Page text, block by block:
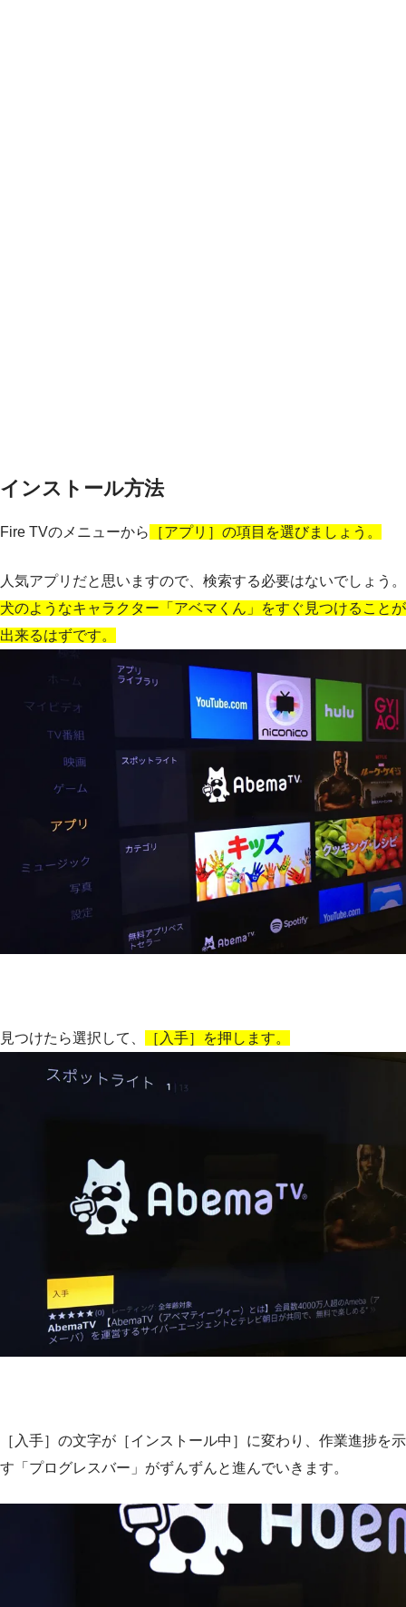
インストール方法
Fire TVのメニューから ［アプリ］の項目を選びましょう。
人気アプリだと思いますので、検索する必要はないでしょう。
犬のようなキャラクター「アベマくん」をすぐ見つけることが
出来るはずです。
見つけたら選択して、 ［入手］を押します。
［入手］の文字が［インストール中］に変わり、作業進捗を示
す「プログレスバー」がずんずんと進んでいきます。